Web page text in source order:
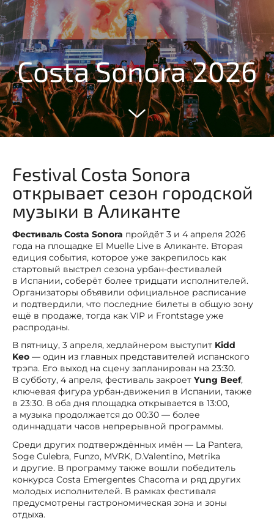
Costa Sonora 2026
Festival Costa Sonora
открывает сезон городской
музыки в Аликанте
Фестиваль Costa Sonora пройдёт 3 и 4 апреля 2026
года на площадке El Muelle Live в Аликанте. Вторая
едиция события, которое уже закрепилось как
стартовый выстрел сезона урбан-фестивалей
в Испании, соберёт более тридцати исполнителей.
Организаторы объявили официальное расписание
и подтвердили, что последние билеты в общую зону
ещё в продаже, тогда как VIP и Frontstage уже
распроданы.
В пятницу, 3 апреля, хедлайнером выступит Kidd
Keo — один из главных представителей испанского
трэпа. Его выход на сцену запланирован на 23:30.
В субботу, 4 апреля, фестиваль закроет Yung Beef,
ключевая фигура урбан-движения в Испании, также
в 23:30. В оба дня площадка открывается в 13:00,
а музыка продолжается до 00:30 — более
одиннадцати часов непрерывной программы.
Среди других подтверждённых имён — La Pantera,
Soge Culebra, Funzo, MVRK, D.Valentino, Metrika
и другие. В программу также вошли победитель
конкурса Costa Emergentes Chacoma и ряд других
молодых исполнителей. В рамках фестиваля
предусмотрены гастрономическая зона и зоны
отдыха.